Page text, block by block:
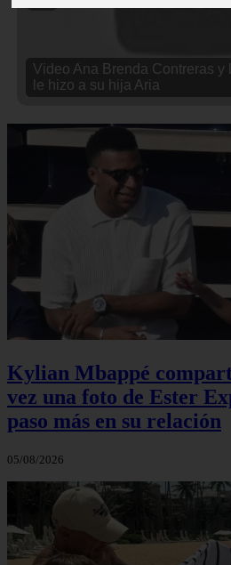
Video Ana Brenda Contreras y
le hizo a su hija Aria
Kylian Mbappé
vez una foto de Ester
paso más en su relación
05/08/2026